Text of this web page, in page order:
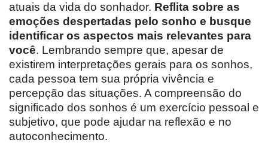
atuais da vida do sonhador. Reflita sobre as
emoções despertadas pelo sonho e busque
identificar os aspectos mais relevantes para
você. Lembrando sempre que, apesar de
existirem interpretações gerais para os sonhos,
cada pessoa tem sua própria vivência e
percepção das situações. A compreensão do
significado dos sonhos é um exercício pessoal e
subjetivo, que pode ajudar na reflexão e no
autoconhecimento.